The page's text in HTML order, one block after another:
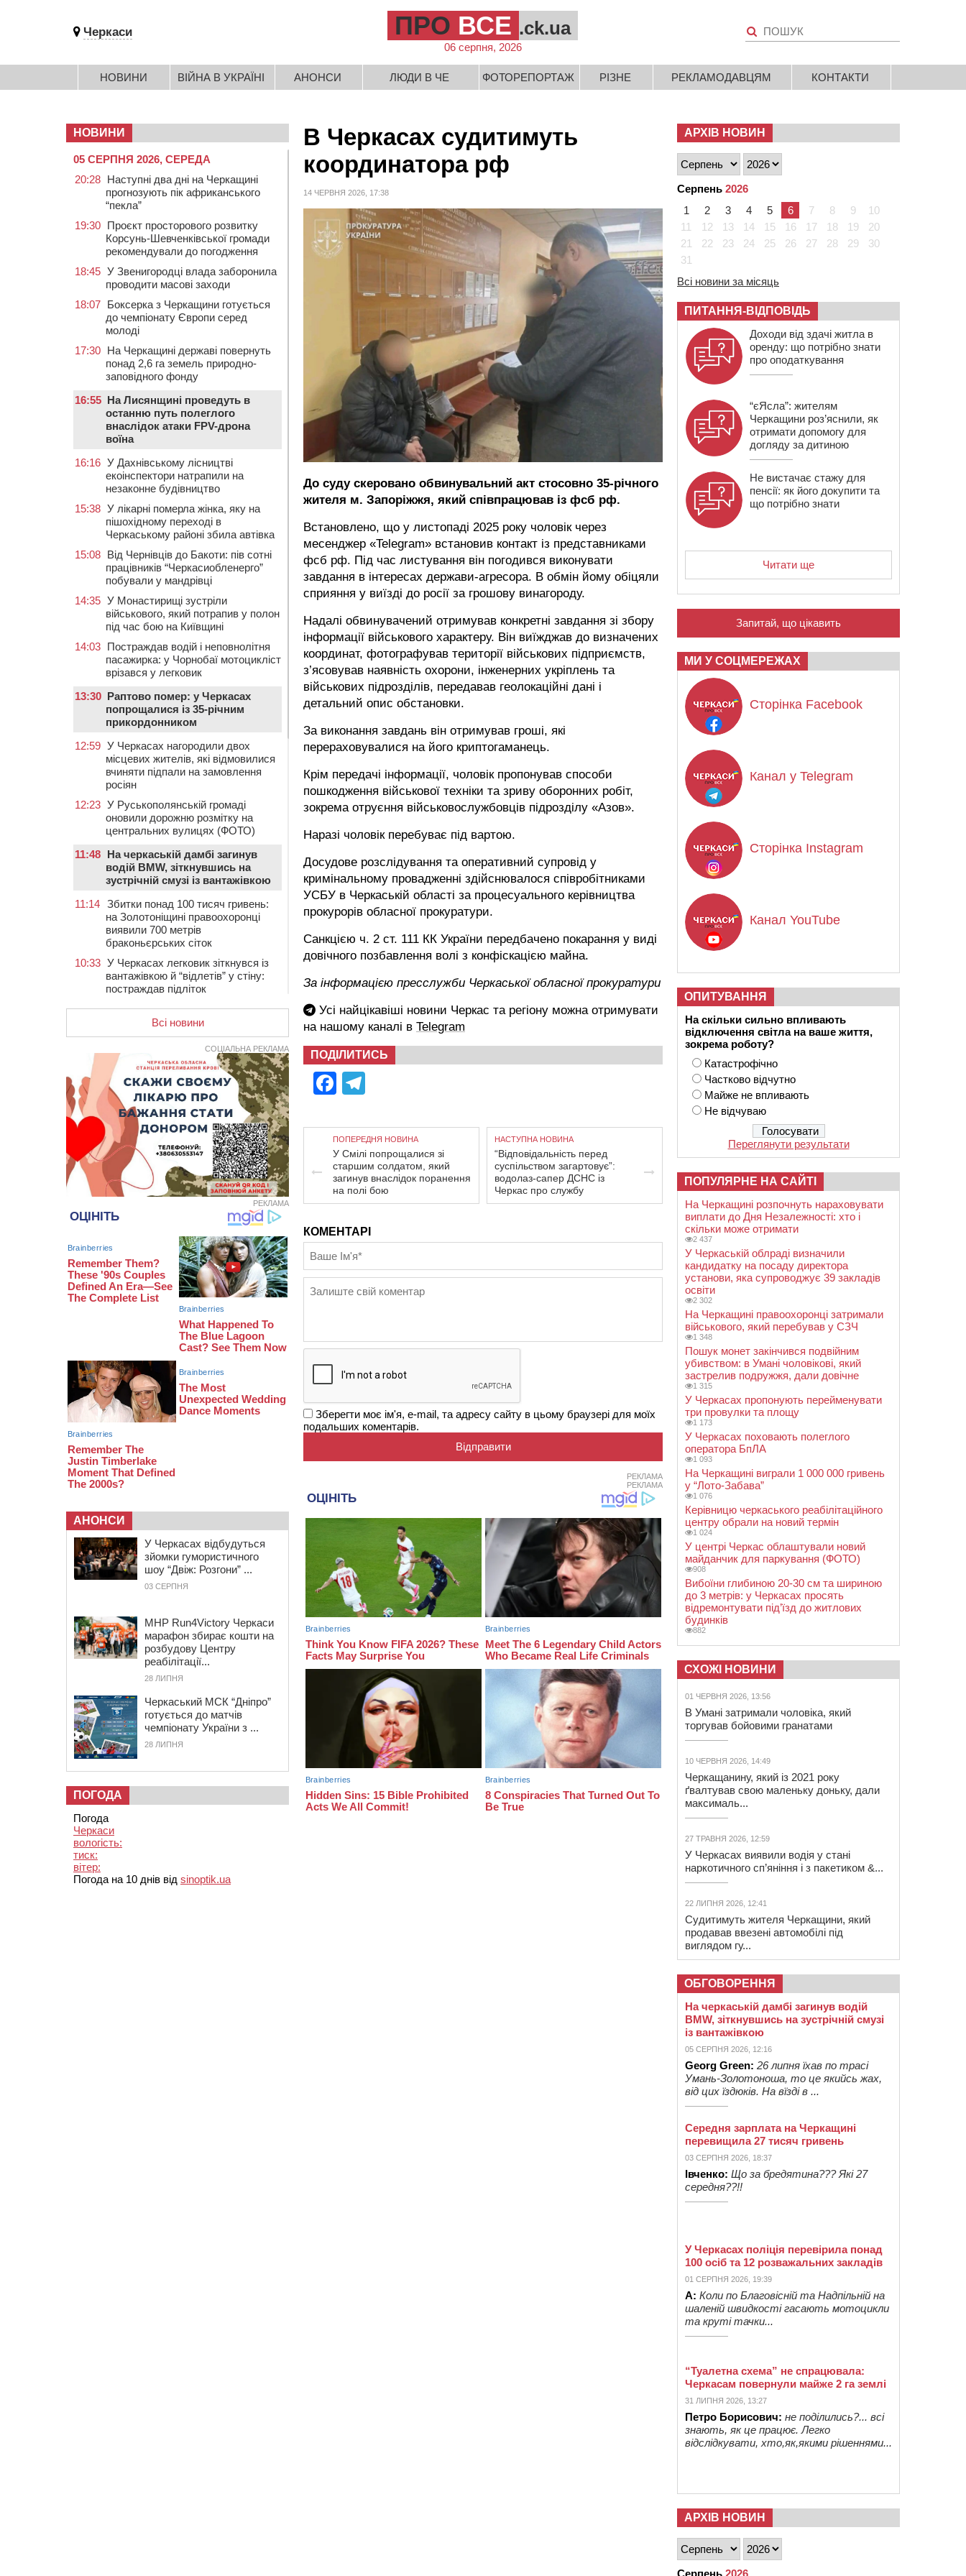
Черкаси ПРО ВСЕ .ck.ua
06 серпня, 2026
НОВИНИ ВІЙНА В УКРАЇНІ АНОНСИ ЛЮДИ В ЧЕ ФОТОРЕПОРТАЖ РІЗНЕ РЕКЛАМОДАВЦЯМ КОНТАКТИ
В Черкасах судитимуть
координатора рф
14 ЧЕРВНЯ 2026, 17:38
До суду скеровано обвинувальний акт стосовно 35-річного
жителя м. Запоріжжя, який співпрацював із фсб рф.
Встановлено, що у листопаді 2025 року чоловік через
месенджер «Telegram» встановив контакт із представниками
фсб рф. Під час листування він погодився виконувати
завдання в інтересах держави-агресора. В обмін йому обіцяли
сприяння у виїзді до росії за грошову винагороду.
Надалі обвинувачений отримував конкретні завдання зі збору
інформації військового характеру. Він виїжджав до визначених
координат, фотографував території військових підприємств,
з’ясовував наявність охорони, інженерних укріплень та
військових підрозділів, передавав геолокаційні дані і
детальний опис обстановки.
За виконання завдань він отримував гроші, які
перераховувалися на його криптогаманець.
Крім передачі інформації, чоловік пропонував способи
пошкодження військової техніки та зриву оборонних робіт,
зокрема отруєння військовослужбовців підрозділу «Азов».
Наразі чоловік перебуває під вартою.
Досудове розслідування та оперативний супровід у
кримінальному провадженні здійснювалося співробітниками
УСБУ в Черкаській області за процесуального керівництва
прокурорів обласної прокуратури.
Санкцією ч. 2 ст. 111 КК України передбачено покарання у виді
довічного позбавлення волі з конфіскацією майна.
За інформацією пресслужби Черкаської обласної прокуратури
Усі найцікавіші новини Черкас та регіону можна отримувати
на нашому каналі в Telegram
ПОДІЛИТИСЬ
Facebook
ПОПЕРЕДНЯ НОВИНА
У Смілі попрощалися зі
старшим солдатом, який
загинув внаслідок поранення
на полі бою
НАСТУПНА НОВИНА
“Відповідальність перед
суспільством загартовує”:
водолаз-сапер ДСНС із
Черкас про службу
КОМЕНТАРІ
Зберегти моє ім'я, e-mail, та адресу сайту в цьому браузері для моїх
подальших коментарів.
РЕКЛАМА
РЕКЛАМА
НОВИНИ
05 СЕРПНЯ 2026, СЕРЕДА
20:28 Наступні два дні на Черкащині
прогнозують пік африканського
“пекла”
19:30 Проєкт просторового розвитку
Корсунь-Шевченківської громади
рекомендували до погодження
18:45 У Звенигородці влада заборонила
проводити масові заходи
18:07 Боксерка з Черкащини готується
до чемпіонату Європи серед
молоді
17:30 На Черкащині державі повернуть
понад 2,6 га земель природно-
заповідного фонду
16:55 На Лисянщині проведуть в
останню путь полеглого
внаслідок атаки FPV-дрона
воїна
16:16 У Дахнівському лісництві
екоінспектори натрапили на
незаконне будівництво
15:38 У лікарні померла жінка, яку на
пішохідному переході в
Черкаському районі збила автівка
15:08 Від Чернівців до Бакоти: пів сотні
працівників “Черкасиобленерго”
побували у мандрівці
14:35 У Монастирищі зустріли
військового, який потрапив у полон
під час бою на Київщині
14:03 Постраждав водій і неповнолітня
пасажирка: у Чорнобаї мотоцикліст
врізався у легковик
13:30 Раптово помер: у Черкасах
попрощалися із 35-річним
прикордонником
12:59 У Черкасах нагородили двох
місцевих жителів, які відмовилися
вчиняти підпали на замовлення
росіян
12:23 У Руськополянській громаді
оновили дорожню розмітку на
центральних вулицях (ФОТО)
11:48 На черкаській дамбі загинув
водій BMW, зіткнувшись на
зустрічній смузі із вантажівкою
11:14 Збитки понад 100 тисяч гривень:
на Золотоніщині правоохоронці
виявили 700 метрів
браконьєрських сіток
10:33 У Черкасах легковик зіткнувся із
вантажівкою й “відлетів” у стіну:
постраждав підліток
09:49 ДНК-експертиза через 21 місяць
підтвердила загибель захисника
зі Сміли
09:13
У Черкасах 18-річний хлопець
поранив себе ножем у відділенні
пошти
08:50
Керівницю черкаського
реабілітаційного центру обрали на
новий термін
08:11 Вчителька зі Сміли увійшла до
півфіналу Global Teacher Prize
Ukraine 2026
07:29 По 5 тисяч гривень на підготовку
до школи: як оформити “Пакунок
04 СЕРПНЯ 2026, ВІВТОРОК
20:54 На Черкащині очікують пік спеки
20:13
Черкащина здобула вісім медалей
на чемпіонаті України з веслування
Бійці КОРДу Черкащини
повернулися з фронту: на зміну їм
вирушили побратими
Всі новини
СОЦІАЛЬНА РЕКЛАМА
РЕКЛАМА
АНОНСИ
У Черкасах відбудуться
зйомки гумористичного
шоу “Двіж: Розгони” ...
03 СЕРПНЯ
MHP Run4Victory Черкаси
марафон збирає кошти на
розбудову Центру
реабілітації...
28 ЛИПНЯ
Черкаський МСК “Дніпро”
готується до матчів
чемпіонату України з ...
28 ЛИПНЯ
ПОГОДА
Погода
Черкаси
вологість:
тиск:
вітер:
Погода на 10 днів від sinoptik.ua
АРХІВ НОВИН
Серпень 2026
1
2 3 4 5 6 7 8 9
10
11
12 13 14 15 16 17 18 19
20
21
22 23 24 25 26 27 28 29
30
31
Всі новини за місяць
ПИТАННЯ-ВІДПОВІДЬ
Доходи від здачі житла в
оренду: що потрібно знати
про оподаткування
“єЯсла”: жителям
Черкащини роз’яснили, як
отримати допомогу для
догляду за дитиною
Не вистачає стажу для
пенсії: як його докупити та
що потрібно знати
Читати ще
Запитай, що цікавить
МИ У СОЦМЕРЕЖАХ
Сторінка Facebook
Канал у Telegram
Сторінка Instagram
Канал YouTube
ОПИТУВАННЯ
На скільки сильно впливають
відключення світла на ваше життя,
зокрема роботу?
Катастрофічно
Частково відчутно
Майже не впливають
Не відчуваю
Переглянути результати
ПОПУЛЯРНЕ НА САЙТІ
На Черкащині розпочнуть нараховувати
виплати до Дня Незалежності: хто і
скільки може отримати
2 437
У Черкаській облраді визначили
кандидатку на посаду директора
установи, яка супроводжує 39 закладів
освіти
2 302
На Черкащині правоохоронці затримали
військового, який перебував у СЗЧ
1 348
Пошук монет закінчився подвійним
убивством: в Умані чоловікові, який
застрелив подружжя, дали довічне
1 315
У Черкасах пропонують перейменувати
три провулки та площу
1 173
У Черкасах поховають полеглого
оператора БпЛА
1 093
На Черкащині виграли 1 000 000 гривень
у “Лото-Забава”
1 076
Керівницю черкаського реабілітаційного
центру обрали на новий термін
1 024
У центрі Черкас облаштували новий
майданчик для паркування (ФОТО)
908
Вибоїни глибиною 20-30 см та шириною
до 3 метрів: у Черкасах просять
відремонтувати під’їзд до житлових
будинків
882
СХОЖІ НОВИНИ
01 ЧЕРВНЯ 2026, 13:56
В Умані затримали чоловіка, який
торгував бойовими гранатами
10 ЧЕРВНЯ 2026, 14:49
Черкащанину, який із 2021 року
ґвалтував свою маленьку доньку, дали
максималь...
27 ТРАВНЯ 2026, 12:59
У Черкасах виявили водія у стані
наркотичного сп’яніння і з пакетиком &...
22 ЛИПНЯ 2026, 12:41
Судитимуть жителя Черкащини, який
продавав ввезені автомобілі під
виглядом гу...
ОБГОВОРЕННЯ
На черкаській дамбі загинув водій
BMW, зіткнувшись на зустрічній смузі
із вантажівкою
05 СЕРПНЯ 2026, 12:16
Georg Green: 26 липня їхав по трасі
Умань-Золотоноша, то це якийсь жах,
від цих їздюків. На вїзді в ...
Середня зарплата на Черкащині
перевищила 27 тисяч гривень
03 СЕРПНЯ 2026, 18:37
Івченко: Що за бредятина??? Які 27
середня??!!
У Черкасах поліція перевірила понад
100 осіб та 12 розважальних закладів
01 СЕРПНЯ 2026, 19:39
А: Коли по Благовісній та Надпільній на
шаленій швидкості гасають мотоцикли
та круті тачки...
“Туалетна схема” не спрацювала:
Черкасам повернули майже 2 га землі
31 ЛИПНЯ 2026, 13:27
Петро Борисович: не поділились?... всі
знають, як це працює. Легко
відслідкувати, хто,як,якими рішеннями...
АРХІВ НОВИН
Серпень 2026